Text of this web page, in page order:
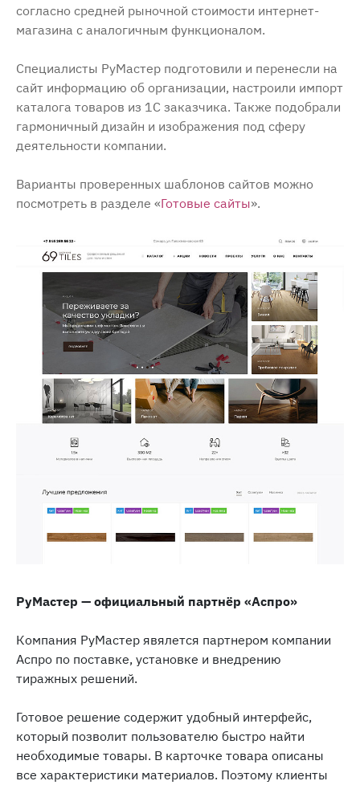
согласно средней рыночной стоимости интернет-
магазина с аналогичным функционалом.
Специалисты РуМастер подготовили и перенесли на
сайт информацию об организации, настроили импорт
каталога товаров из 1С заказчика. Также подобрали
гармоничный дизайн и изображения под сферу
деятельности компании.
Варианты проверенных шаблонов сайтов можно
посмотреть в разделе «Готовые сайты».
РуМастер — официальный партнёр «Аспро»
Компания РуМастер явялется партнером компании
Аспро по поставке, установке и внедрению
тиражных решений.
Готовое решение содержит удобный интерфейс,
который позволит пользователю быстро найти
необходимые товары. В карточке товара описаны
все характеристики материалов. Поэтому клиенты